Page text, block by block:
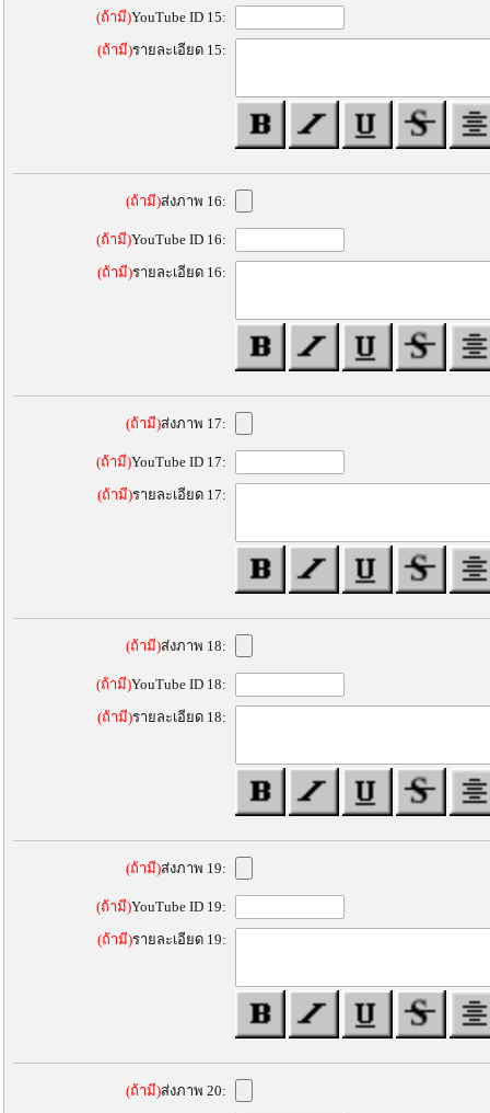
(ถ้ามี)YouTube ID 15:
(ถ้ามี)รายละเอียด 15:
(ถ้ามี)ส่งภาพ 16:
(ถ้ามี)YouTube ID 16:
(ถ้ามี)รายละเอียด 16:
(ถ้ามี)ส่งภาพ 17:
(ถ้ามี)YouTube ID 17:
(ถ้ามี)รายละเอียด 17:
(ถ้ามี)ส่งภาพ 18:
(ถ้ามี)YouTube ID 18:
(ถ้ามี)รายละเอียด 18:
(ถ้ามี)ส่งภาพ 19:
(ถ้ามี)YouTube ID 19:
(ถ้ามี)รายละเอียด 19:
(ถ้ามี)ส่งภาพ 20: